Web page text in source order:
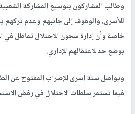
وطالب المشاركون بتوسيع المشاركة
للأسرى، والوقوف إلى جانبهم وعدم
خاصة وأن إدارة سجون الاحتلال تماطل في
بوضع حد لاعتقالهم الإداري.
ويواصل ستة أسرى الإضراب المفتوح عن
فيما تستمر سلطات الاحتلال في رفض